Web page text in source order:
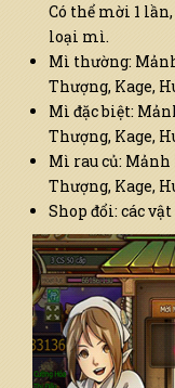
Có thể mời 1
loại mì.
Mì thường: Mảnh
Thượng, Kage,
Mì đặc biệt:
Thượng, Kage,
Mì rau củ: Mảnh
Thượng, Kage,
Shop đổi: các